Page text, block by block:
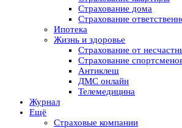
Страхование дома
Страхование
Ипотека
Жизнь и здоровье
Страхование от
Страхование
Антиклещ
ДМС онлайн
Телемедицина
Журнал
Ещё
Страховые компании